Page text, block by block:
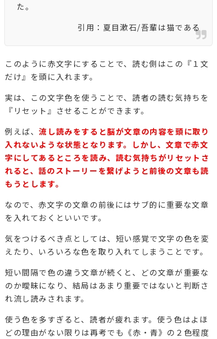
た。
引用：夏目漱石/吾輩は猫である
このように赤文字にすることで、読む側はこの『１文
だけ』を頭に入れます。
実は、この文字色を使うことで、読者の読む気持ちを
『リセット』させることができます。
例えば、流し読みをすると脳が文章の内容を頭に取り
入れないような状態となります。しかし、文章で赤文
字にしてあるところを読み、読む気持ちがリセットさ
れると、話のストーリーを繋げようと前後の文章も読
もうとします。
なので、赤文字の文章の前後にはサブ的に重要な文章
を入れておくといいです。
気をつけるべき点としては、短い感覚で文字の色を変
えたり、いろいろな色を取り入れてしまうことです。
短い間隔で色の違う文章が続くと、どの文章が重要な
のか曖昧になり、結局はあまり重要ではないと判断さ
れ流し読みされます。
使う色を多すぎると、読者が疲れます。使う色はよほ
どの理由がない限りは再考でも《赤・青》の２色程度